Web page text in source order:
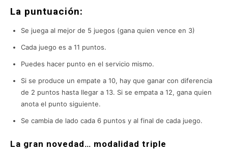
La puntuación:
Se juega al mejor de 5 juegos (gana quien vence en 3)
Cada juego es a 11 puntos.
Puedes hacer punto en el servicio mismo.
Si se produce un empate a 10, hay que ganar con diferencia
de 2 puntos hasta llegar a 13. Si se empata a 12, gana quien
anota el punto siguiente.
Se cambia de lado cada 6 puntos y al final de cada juego.
La gran novedad… modalidad triple